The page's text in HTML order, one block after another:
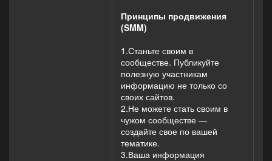
Принципы продвижения
(SMM)
1.Станьте своим в
сообществе. Публикуйте
полезную участникам
информацию не только со
своих сайтов.
2.Не можете стать своим в
чужом сообществе —
создайте свое по вашей
тематике.
3.Ваша информация